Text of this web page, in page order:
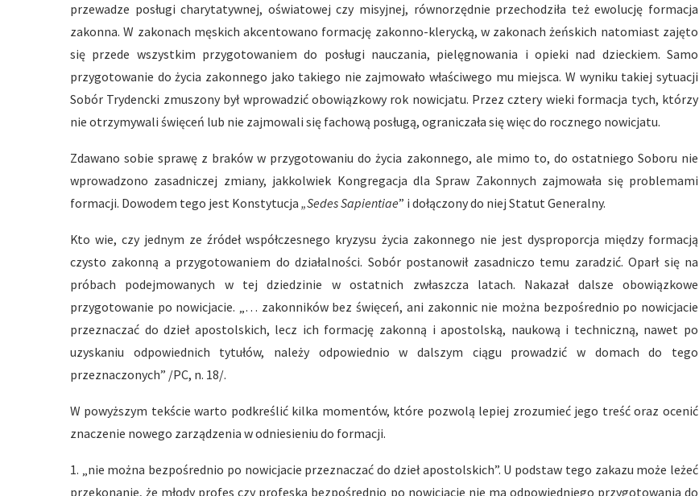
przewadze posługi charytatywnej, oświatowej czy misyjnej, równorzędnie przechodziła też ewolucję formacja
zakonna. W zakonach męskich akcentowano formację zakonno-klerycką, w zakonach żeńskich natomiast zajęto
się przede wszystkim przygotowaniem do posługi nauczania, pielęgnowania i opieki nad dzieckiem. Samo
przygotowanie do życia zakonnego jako takiego nie zajmowało właściwego mu miejsca. W wyniku takiej sytuacji
Sobór Trydencki zmuszony był wprowadzić obowiązkowy rok nowicjatu. Przez cztery wieki formacja tych, którzy
nie otrzymywali święceń lub nie zajmowali się fachową posługą, ograniczała się więc do rocznego nowicjatu.
Zdawano sobie sprawę z braków w przygotowaniu do życia zakonnego, ale mimo to, do ostatniego Soboru nie
wprowadzono zasadniczej zmiany, jakkolwiek Kongregacja dla Spraw Zakonnych zajmowała się problemami
formacji. Dowodem tego jest Konstytucja „Sedes Sapientiae” i dołączony do niej Statut Generalny.
Kto wie, czy jednym ze źródeł współczesnego kryzysu życia zakonnego nie jest dysproporcja między formacją
czysto zakonną a przygotowaniem do działalności. Sobór postanowił zasadniczo temu zaradzić. Oparł się na
próbach podejmowanych w tej dziedzinie w ostatnich zwłaszcza latach. Nakazał dalsze obowiązkowe
przygotowanie po nowicjacie. „… zakonników bez święceń, ani zakonnic nie można bezpośrednio po nowicjacie
przeznaczać do dzieł apostolskich, lecz ich formację zakonną i apostolską, naukową i techniczną, nawet po
uzyskaniu odpowiednich tytułów, należy odpowiednio w dalszym ciągu prowadzić w domach do tego
przeznaczonych” /PC, n. 18/.
W powyższym tekście warto podkreślić kilka momentów, które pozwolą lepiej zrozumieć jego treść oraz ocenić
znaczenie nowego zarządzenia w odniesieniu do formacji.
1. „nie można bezpośrednio po nowicjacie przeznaczać do dzieł apostolskich”. U podstaw tego zakazu może leżeć
przekonanie, że młody profes czy profeska bezpośrednio po nowicjacie nie ma odpowiedniego przygotowania do